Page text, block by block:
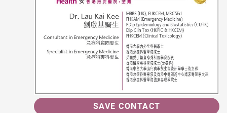
SAVE CONTACT